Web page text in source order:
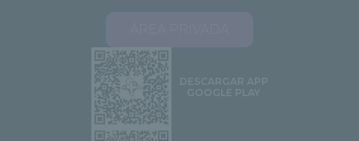
DESCARGAR APP
GOOGLE PLAY